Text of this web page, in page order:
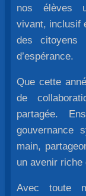
nos élèves
vivant, inclusif
des citoyens
d’espérance.
Que cette
de
partagée.
gouvernance
main,
un avenir
Avec toute